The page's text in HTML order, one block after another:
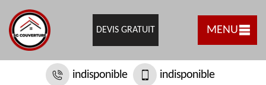
DEVIS GRATUIT MENU
indisponible indisponible